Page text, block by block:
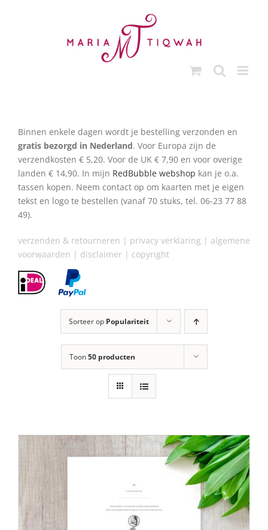
Binnen enkele dagen wordt je bestelling verzonden en
gratis bezorgd in Nederland. Voor Europa zijn de
verzendkosten € 5,20. Voor de UK € 7,90 en voor overige
landen € 14,90. In mijn RedBubble webshop kan je o.a.
tassen kopen. Neem contact op om kaarten met je eigen
tekst en logo te bestellen (vanaf 70 stuks, tel. 06-23 77 88
49).
verzenden & retourneren | privacy verklaring | algemene
voorwaarden | disclaimer | copyright
Sorteer op Populariteit
Toon50 producten